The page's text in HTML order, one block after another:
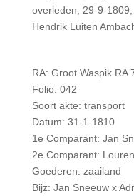
overleden, 29-9-
Hendrik Luiten
RA: Groot Waspik RA
Folio: 042
Soort akte: transport
Datum: 31-1-1810
1e Comparant: Jan
2e Comparant:
Goederen: zaailand
Bijz: Jan Sneeuw x